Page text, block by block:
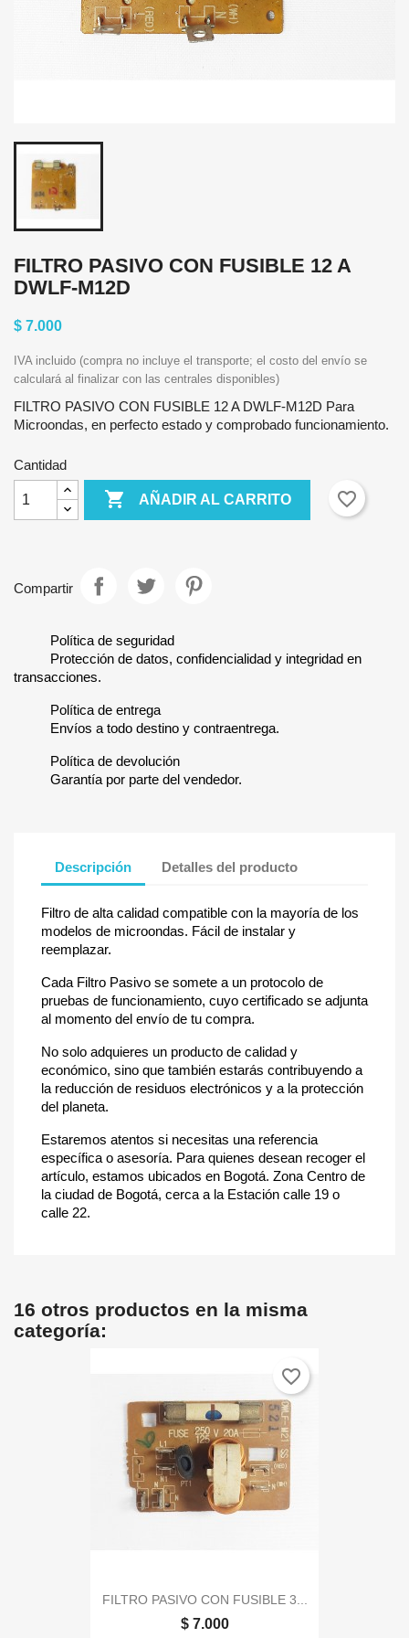
FILTRO PASIVO CON FUSIBLE 12 A
DWLF-M12D
$ 7.000
IVA incluido (compra no incluye el transporte; el costo del envío se
calculará al finalizar con las centrales disponibles)
FILTRO PASIVO CON FUSIBLE 12 A DWLF-M12D Para
Microondas, en perfecto estado y comprobado funcionamiento.
Cantidad
 AÑADIR AL CARRITO favorite_border
Compartir
Política de seguridad
Protección de datos, confidencialidad y integridad en
transacciones.
Política de entrega
Envíos a todo destino y contraentrega.
Política de devolución
Garantía por parte del vendedor.
Descripción Detalles del producto
Filtro de alta calidad compatible con la mayoría de los
modelos de microondas. Fácil de instalar y
reemplazar.
Cada Filtro Pasivo se somete a un protocolo de
pruebas de funcionamiento, cuyo certificado se adjunta
al momento del envío de tu compra.
No solo adquieres un producto de calidad y
económico, sino que también estarás contribuyendo a
la reducción de residuos electrónicos y a la protección
del planeta.
Estaremos atentos si necesitas una referencia
específica o asesoría. Para quienes desean recoger el
artículo, estamos ubicados en Bogotá. Zona Centro de
la ciudad de Bogotá, cerca a la Estación calle 19 o
calle 22.
16 otros productos en la misma
categoría:
FILTRO PASIVO CON FUSIBLE 3...
$ 7.000
favorite_border